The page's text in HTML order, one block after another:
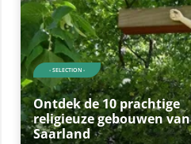
- SELECTION -
Ontdek de 10 prachtige
religieuze gebouwen van
Saarland